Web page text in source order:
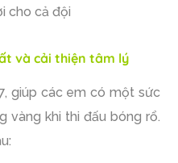
cho cả đội
và cải thiện tâm lý
giúp các em có một sức
vàng khi thi đấu bóng rổ.